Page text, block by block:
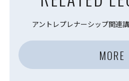
アントレプレナーシップ関連
MORE